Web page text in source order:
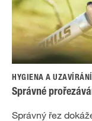
HYGIENA A
Správné
Správný řez